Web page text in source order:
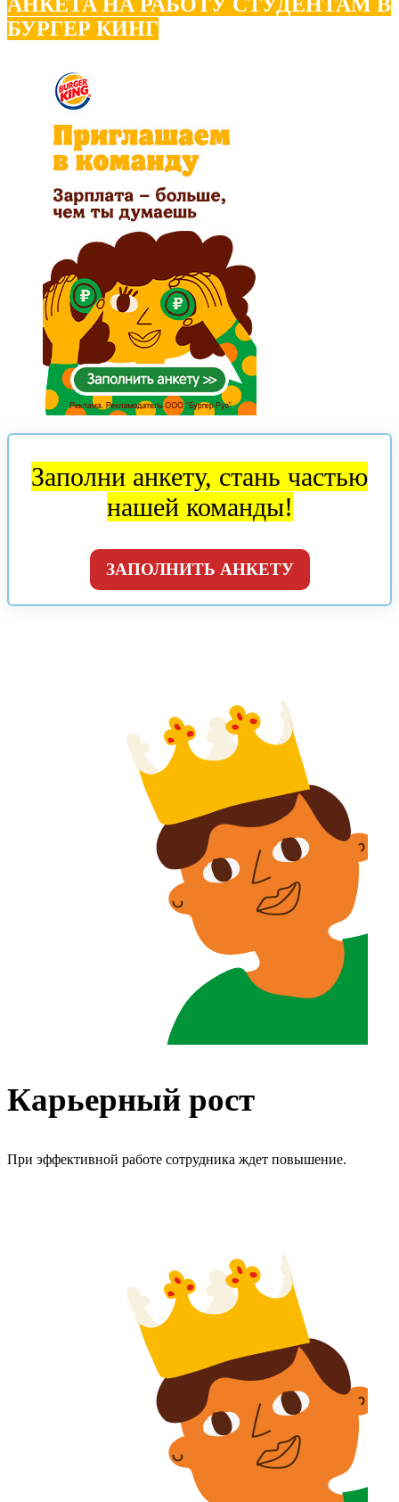
БУРГЕР КИНГ
Заполни анкету, стань частью
нашей команды!
ЗАПОЛНИТЬ АНКЕТУ
Карьерный рост
При эффективной работе сотрудника ждет повышение.